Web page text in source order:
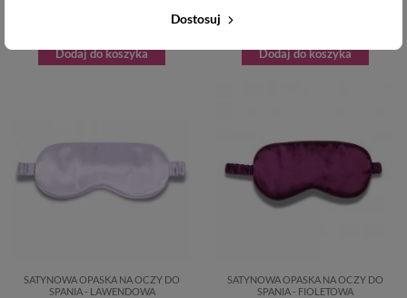
Dostosuj
Dodaj do koszyka Dodaj do koszyka
SATYNOWA OPASKA NA OCZY DO
SPANIA - LAWENDOWA
SATYNOWA OPASKA NA OCZY DO
SPANIA - FIOLETOWA